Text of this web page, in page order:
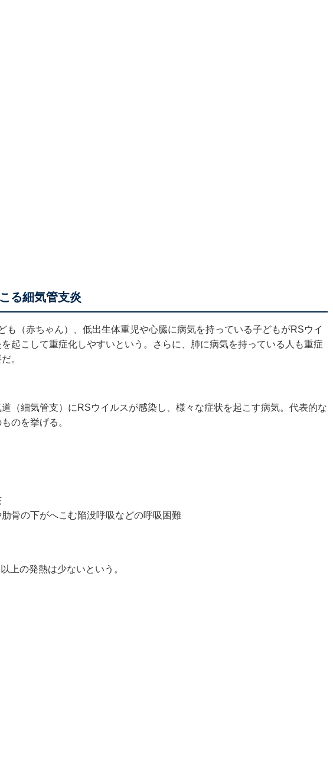
る細気管支炎
も（赤ちゃん）、低出生体重児や心臓に病気を持っている子どもがRSウイ
起こして重症化しやすいという。さらに、肺に病気を持っている人も重症
。
（細気管支）にRSウイルスが感染し、様々な症状を起こす病気。代表的な
のを挙げる。
骨の下がへこむ陥没呼吸などの呼吸困難
上の発熱は少ないという。